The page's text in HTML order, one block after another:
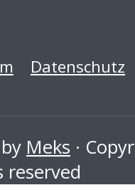
Datenschutz
Meks ·
reserved